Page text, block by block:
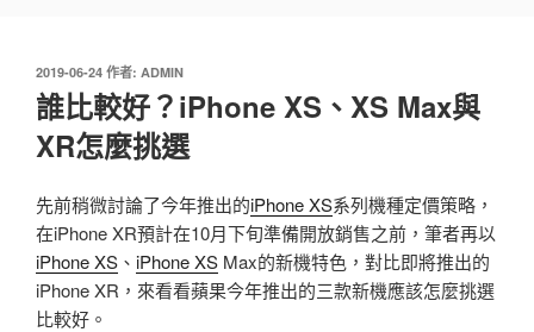
發
佈
於
2019-06-24 作者: ADMIN
誰比較好？iPhone XS、XS Max與
XR怎麼挑選
先前稍微討論了今年推出的iPhone XS系列機種定價策略，
在iPhone XR預計在10月下旬準備開放銷售之前，筆者再以
iPhone XS 、 iPhone XS Max的新機特色，對比即將推出的
iPhone XR，來看看蘋果今年推出的三款新機應該怎麼挑選
比較好。